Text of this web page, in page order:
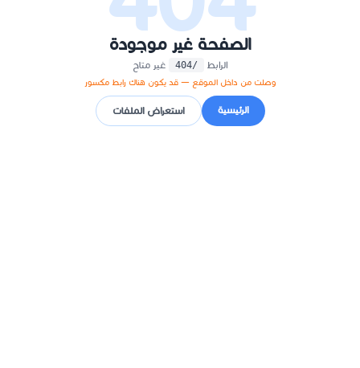
الصفحة غير موجودة
الرابط /404 غير متاح
وصلت من داخل الموقع — قد يكون هناك رابط مكسور
الرئيسية استعراض الملفات